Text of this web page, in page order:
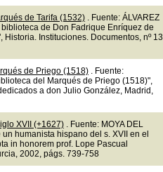
de Tarifa (1532). Fuente: ÁLVAREZ
de Don Fadrique Enríquez de
Historia. Instituciones. Documentos, nº 13
de Priego (1518). Fuente:
del Marqués de Priego (1518)",
a don Julio González, Madrid,
XVII (+1627). Fuente: MOYA DEL
humanista hispano del s. XVII en el
in honorem prof. Lope Pascual
2002, págs. 739-758